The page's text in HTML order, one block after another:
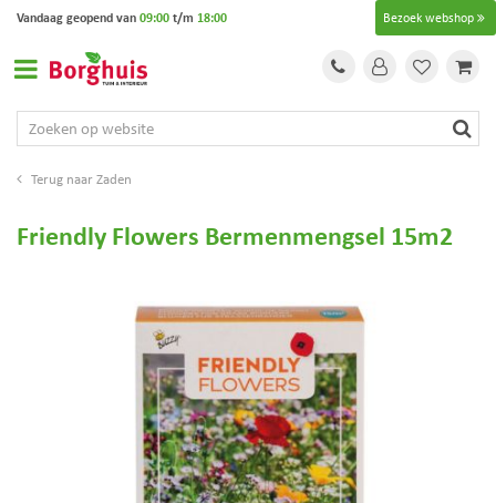
Zaden
Bezoek webshop
Vandaag geopend van09:00t/m 18:00
Friendly Flowers Bermenmengsel 15m2